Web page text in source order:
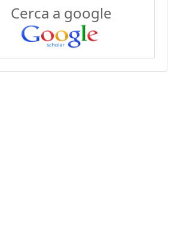
Cerca a google